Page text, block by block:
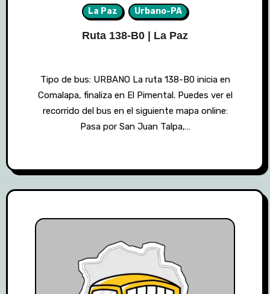
La Paz Urbano-PA
Ruta 138-B0 | La Paz
Tipo de bus: URBANO La ruta 138-B0 inicia en
Comalapa, finaliza en El Pimental. Puedes ver el
recorrido del bus en el siguiente mapa online:
Pasa por San Juan Talpa,…